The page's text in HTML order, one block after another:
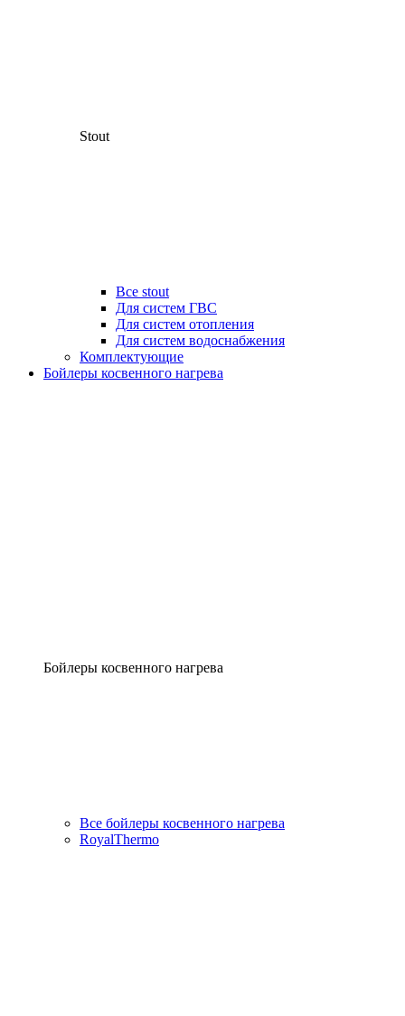
Stout
Все stout
Для систем ГВС
Для систем отопления
Для систем водоснабжения
Комплектующие
Бойлеры косвенного нагрева
Бойлеры косвенного нагрева
Все бойлеры косвенного нагрева
RoyalThermo